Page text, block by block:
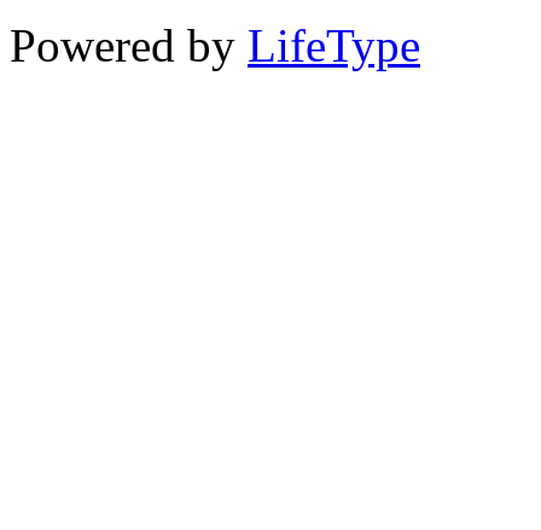
Powered by LifeType